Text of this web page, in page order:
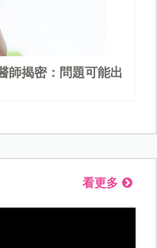
師揭密：問題可能出
看更多